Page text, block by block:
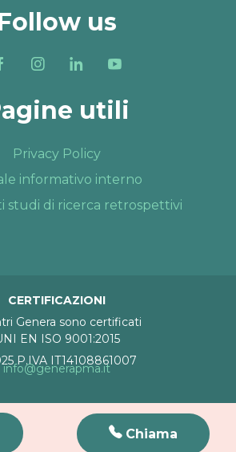
us
utili
Privacy Policy
informativo interno
studi di ricerca retrospettivi
CERTIFICAZIONI
Genera sono certificati
EN ISO 9001:2015
P.IVA IT14108861007
info@generapma.it